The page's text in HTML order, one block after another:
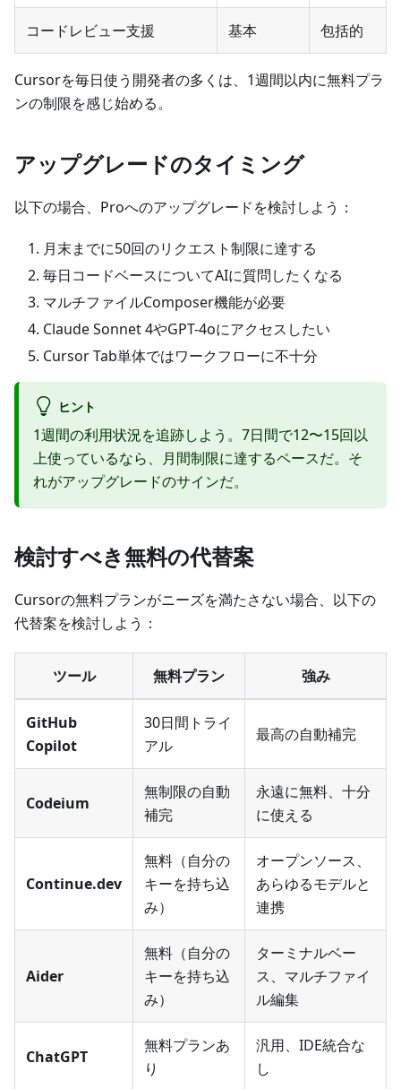
コードレビュー支援 基本 包括的
Cursorを毎日使う開発者の多くは、1週間以内に無料プラ
ンの制限を感じ始める。
アップグレードのタイミング
以下の場合、Proへのアップグレードを検討しよう：
月末までに50回のリクエスト制限に達する
毎日コードベースについてAIに質問したくなる
マルチファイルComposer機能が必要
Claude Sonnet 4やGPT-4oにアクセスしたい
Cursor Tab単体ではワークフローに不十分
ヒント
1週間の利用状況を追跡しよう。7日間で12〜15回以
上使っているなら、月間制限に達するペースだ。そ
れがアップグレードのサインだ。
検討すべき無料の代替案
Cursorの無料プランがニーズを満たさない場合、以下の
代替案を検討しよう：
ツール 無料プラン 強み
GitHub
Copilot
30日間トライ
アル
最高の自動補完
Codeium
無制限の自動
補完
永遠に無料、十分
に使える
Continue.dev
無料（自分の
キーを持ち込
み）
オープンソース、
あらゆるモデルと
連携
Aider
無料（自分の
キーを持ち込
み）
ターミナルベー
ス、マルチファイ
ル編集
ChatGPT
無料プランあ
り
汎用、IDE統合な
し